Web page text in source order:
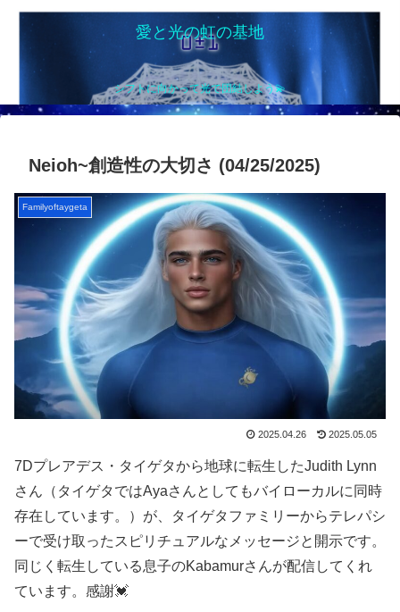
愛と光の虹の基地
シフトに向かって光で団結しよう💫
Neioh~創造性の大切さ (04/25/2025)
Familyoftaygeta
2025.04.26 2025.05.05
7Dプレアデス・タイゲタから地球に転生したJudith Lynn
さん（タイゲタではAyaさんとしてもバイローカルに同時
存在しています。）が、タイゲタファミリーからテレパシ
ーで受け取ったスピリチュアルなメッセージと開示です。
同じく転生している息子のKabamurさんが配信してくれ
ています。感謝💓